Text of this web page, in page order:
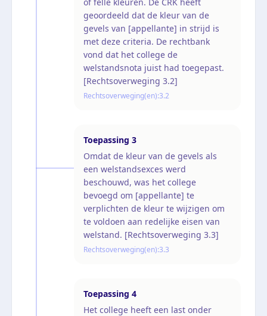
geoordeeld dat de kleur van de
gevels van [appellante] in strijd is
met deze criteria. De rechtbank
vond dat het college de
welstandsnota juist had toegepast.
[Rechtsoverweging 3.2]
Rechtsoverweging(en):3.2
Toepassing 3
Omdat de kleur van de gevels als
een welstandsexces werd
beschouwd, was het college
bevoegd om [appellante] te
verplichten de kleur te wijzigen om
te voldoen aan redelijke eisen van
welstand. [Rechtsoverweging 3.3]
Rechtsoverweging(en):3.3
Toepassing 4
Het college heeft een last onder